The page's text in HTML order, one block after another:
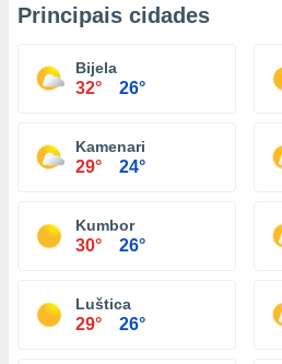
Principais cidades
Bijela
32° 26°
Kamenari
29° 24°
Kumbor
30° 26°
Luštica
29° 26°